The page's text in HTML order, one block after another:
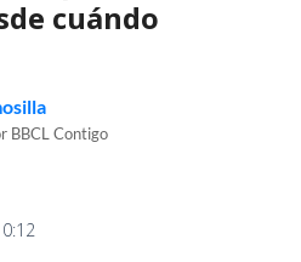
cuándo
BBCL Contigo